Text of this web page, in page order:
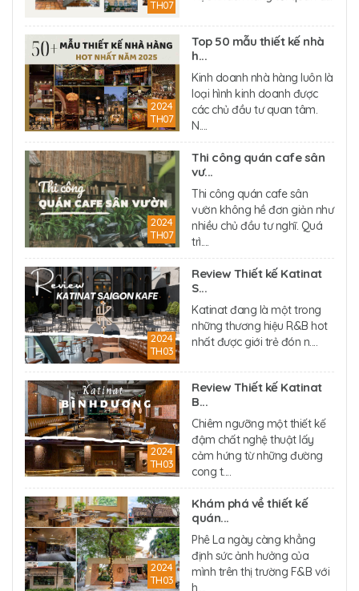
TH07
2024
TH07
Top 50 mẫu thiết kế nhà
h...
Kinh doanh nhà hàng luôn là
loại hình kinh doanh được
các chủ đầu tư quan tâm.
N....
2024
TH07
Thi công quán cafe sân
vư...
Thi công quán cafe sân
vườn không hề đơn giản như
nhiều chủ đầu tư nghĩ. Quá
trì....
2024
TH03
Review Thiết kế Katinat
S...
Katinat đang là một trong
những thương hiệu R&B hot
nhất được giới trẻ đón n....
2024
TH03
Review Thiết kế Katinat
B...
Chiêm ngưỡng một thiết kế
đậm chất nghệ thuật lấy
cảm hứng từ những đường
cong t....
2024
TH03
Khám phá về thiết kế
quán...
Phê La ngày càng khẳng
định sức ảnh hưởng của
mình trên thị trường F&B với
h....